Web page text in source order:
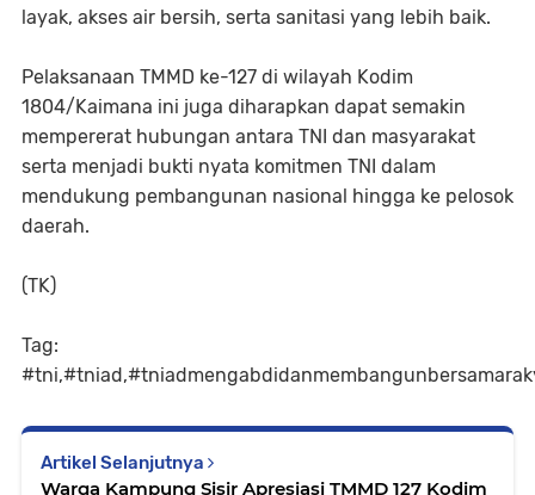
layak, akses air bersih, serta sanitasi yang lebih baik.
Pelaksanaan TMMD ke-127 di wilayah Kodim
1804/Kaimana ini juga diharapkan dapat semakin
mempererat hubungan antara TNI dan masyarakat
serta menjadi bukti nyata komitmen TNI dalam
mendukung pembangunan nasional hingga ke pelosok
daerah.
(TK)
Tag:
Artikel Selanjutnya
Warga Kampung Sisir Apresiasi TMMD 127 Kodim